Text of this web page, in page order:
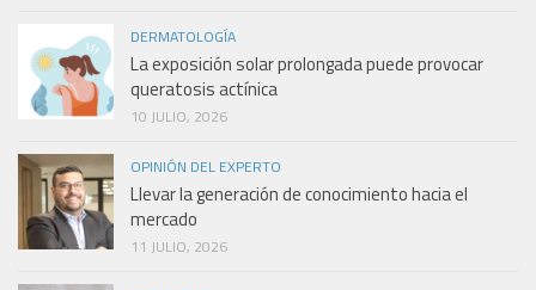
DERMATOLOGÍA
La exposición solar prolongada puede provocar
queratosis actínica
10 JULIO, 2026
OPINIÓN DEL EXPERTO
Llevar la generación de conocimiento hacia el
mercado
11 JULIO, 2026